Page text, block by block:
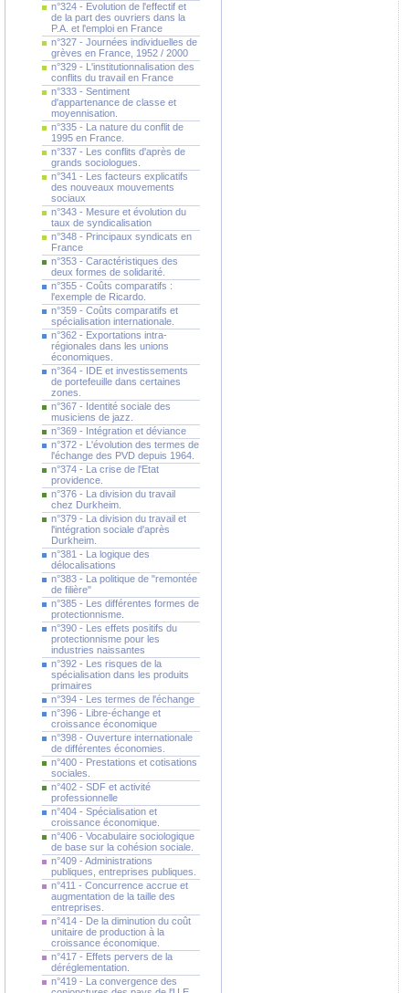
n°324 - Evolution de l'effectif et
de la part des ouvriers dans la
P.A. et l'emploi en France
n°327 - Journées individuelles de
grèves en France, 1952 / 2000
n°329 - L'institutionnalisation des
conflits du travail en France
n°333 - Sentiment
d'appartenance de classe et
moyennisation.
n°335 - La nature du conflit de
1995 en France.
n°337 - Les conflits d'après de
grands sociologues.
n°341 - Les facteurs explicatifs
des nouveaux mouvements
sociaux
n°343 - Mesure et évolution du
taux de syndicalisation
n°348 - Principaux syndicats en
France
n°353 - Caractéristiques des
deux formes de solidarité.
n°355 - Coûts comparatifs :
l'exemple de Ricardo.
n°359 - Coûts comparatifs et
spécialisation internationale.
n°362 - Exportations intra-
régionales dans les unions
économiques.
n°364 - IDE et investissements
de portefeuille dans certaines
zones.
n°367 - Identité sociale des
musiciens de jazz.
n°369 - Intégration et déviance
n°372 - L'évolution des termes de
l'échange des PVD depuis 1964.
n°374 - La crise de l'Etat
providence.
n°376 - La division du travail
chez Durkheim.
n°379 - La division du travail et
l'intégration sociale d'après
Durkheim.
n°381 - La logique des
délocalisations
n°383 - La politique de "remontée
de filière"
n°385 - Les différentes formes de
protectionnisme.
n°390 - Les effets positifs du
protectionnisme pour les
industries naissantes
n°392 - Les risques de la
spécialisation dans les produits
primaires
n°394 - Les termes de l'échange
n°396 - Libre-échange et
croissance économique
n°398 - Ouverture internationale
de différentes économies.
n°400 - Prestations et cotisations
sociales.
n°402 - SDF et activité
professionnelle
n°404 - Spécialisation et
croissance économique.
n°406 - Vocabulaire sociologique
de base sur la cohésion sociale.
n°409 - Administrations
publiques, entreprises publiques.
n°411 - Concurrence accrue et
augmentation de la taille des
entreprises.
n°414 - De la diminution du coût
unitaire de production à la
croissance économique.
n°417 - Effets pervers de la
déréglementation.
n°419 - La convergence des